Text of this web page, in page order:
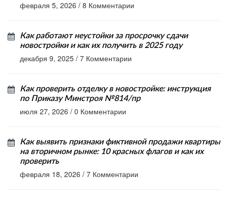
февраля 5, 2026 / 8 Комментарии
Как работают неустойки за просрочку сдачи
новостройки и как их получить в 2025 году
декабря 9, 2025 / 7 Комментарии
Как проверить отделку в новостройке: инструкция
по Приказу Минстроя №814/пр
июля 27, 2026 / 0 Комментарии
Как выявить признаки фиктивной продажи квартиры
на вторичном рынке: 10 красных флагов и как их
проверить
февраля 18, 2026 / 7 Комментарии